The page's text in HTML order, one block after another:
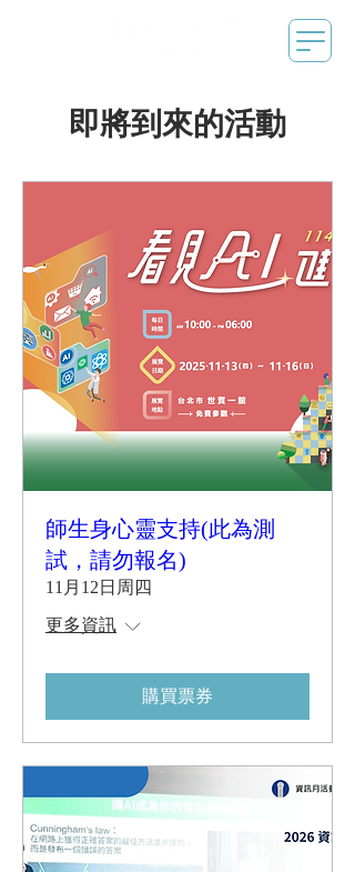
即將到來的活動
師生身心靈支持(此為測
試，請勿報名)
11月12日周四
更多資訊
購買票券